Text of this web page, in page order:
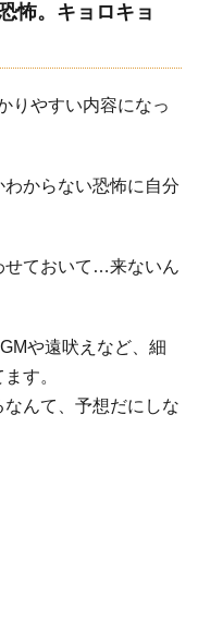
怖。キョロキョ
りやすい内容になっ
からない恐怖に自分
せておいて…来ないん
や遠吠えなど、細
す。
んて、予想だにしな